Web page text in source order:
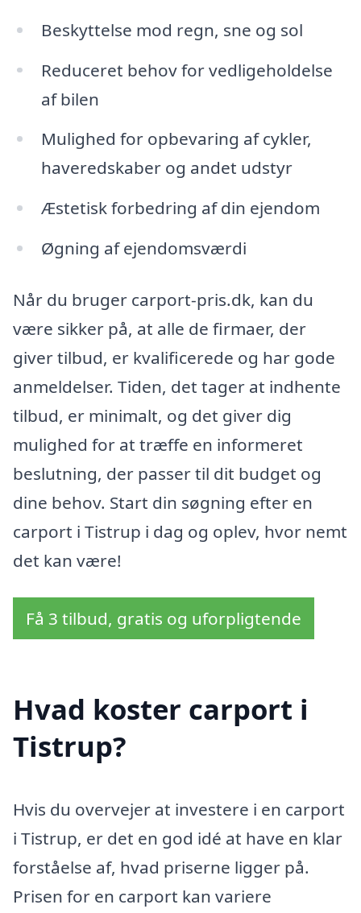
Beskyttelse mod regn, sne og sol
Reduceret behov for vedligeholdelse
af bilen
Mulighed for opbevaring af cykler,
haveredskaber og andet udstyr
Æstetisk forbedring af din ejendom
Øgning af ejendomsværdi
Når du bruger carport-pris.dk, kan du
være sikker på, at alle de firmaer, der
giver tilbud, er kvalificerede og har gode
anmeldelser. Tiden, det tager at indhente
tilbud, er minimalt, og det giver dig
mulighed for at træffe en informeret
beslutning, der passer til dit budget og
dine behov. Start din søgning efter en
carport i Tistrup i dag og oplev, hvor nemt
det kan være!
Få 3 tilbud, gratis og uforpligtende
Hvad koster carport i
Tistrup?
Hvis du overvejer at investere i en carport
i Tistrup, er det en god idé at have en klar
forståelse af, hvad priserne ligger på.
Prisen for en carport kan variere